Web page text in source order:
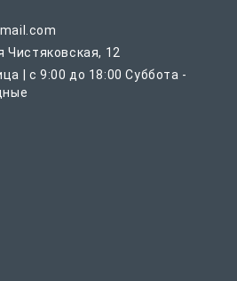
Чистяковская, 12
| с 9:00 до 18:00 Суббота -